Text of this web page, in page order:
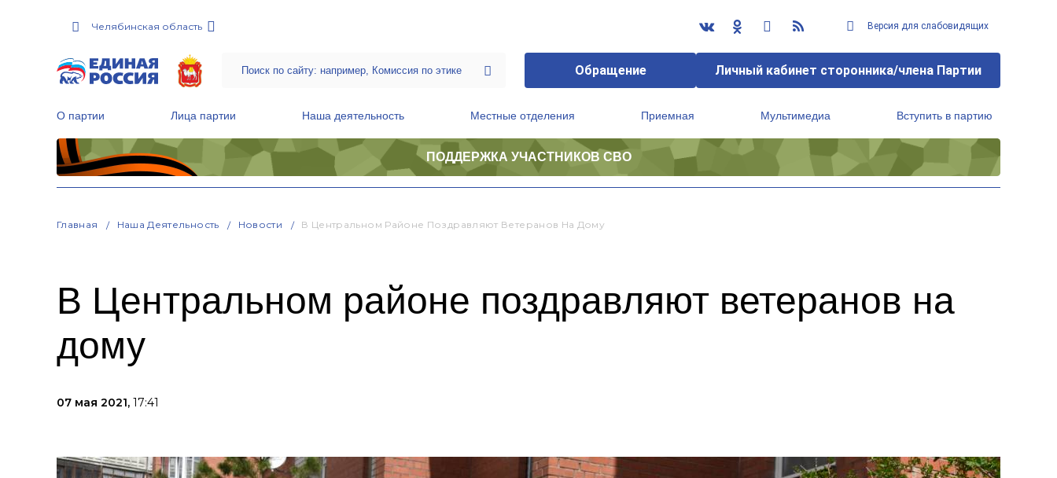
Челябинская область Версия для слабовидящих
Обращение Личный кабинет сторонника/члена Партии
О партии Лица партии Наша деятельность Местные отделения Приемная Мультимедиа Вступить в партию
ПОДДЕРЖКА УЧАСТНИКОВ СВО
Главная Наша Деятельность Новости В Центральном Районе Поздравляют Ветеранов На Дому
В Центральном районе поздравляют ветеранов на
дому
07 мая 2021, 17:41